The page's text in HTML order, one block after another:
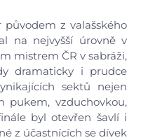
původem z valašského
na nejvyšší úrovně v
mistrem ČR v sabráži,
dramaticky i prudce
sektů nejen
pukem, vzduchovkou,
byl otevřen šavlí i
z účastnících se dívek